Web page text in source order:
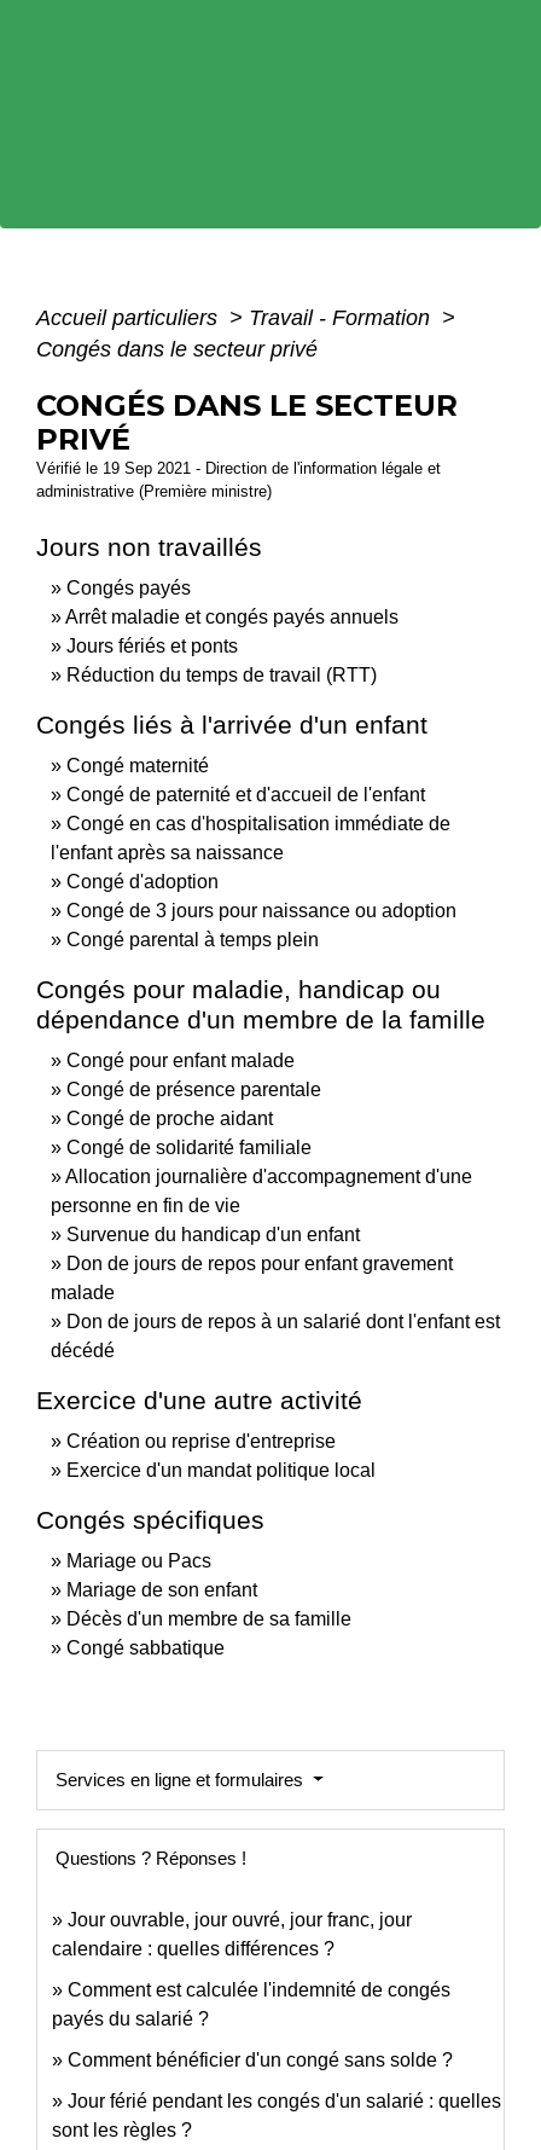
Accueil particuliers > Travail - Formation >
Congés dans le secteur privé
CONGÉS DANS LE SECTEUR
PRIVÉ
Vérifié le 19 Sep 2021 - Direction de l'information légale et
administrative (Première ministre)
Jours non travaillés
Congés payés
Arrêt maladie et congés payés annuels
Jours fériés et ponts
Réduction du temps de travail (RTT)
Congés liés à l'arrivée d'un enfant
Congé maternité
Congé de paternité et d'accueil de l'enfant
Congé en cas d'hospitalisation immédiate de
l'enfant après sa naissance
Congé d'adoption
Congé de 3 jours pour naissance ou adoption
Congé parental à temps plein
Congés pour maladie, handicap ou
dépendance d'un membre de la famille
Congé pour enfant malade
Congé de présence parentale
Congé de proche aidant
Congé de solidarité familiale
Allocation journalière d'accompagnement d'une
personne en fin de vie
Survenue du handicap d'un enfant
Don de jours de repos pour enfant gravement
malade
Don de jours de repos à un salarié dont l'enfant est
décédé
Exercice d'une autre activité
Création ou reprise d'entreprise
Exercice d'un mandat politique local
Congés spécifiques
Mariage ou Pacs
Mariage de son enfant
Décès d'un membre de sa famille
Congé sabbatique
Services en ligne et formulaires
Questions ? Réponses !
Jour ouvrable, jour ouvré, jour franc, jour
calendaire : quelles différences ?
Comment est calculée l'indemnité de congés
payés du salarié ?
Comment bénéficier d'un congé sans solde ?
Jour férié pendant les congés d'un salarié : quelles
sont les règles ?